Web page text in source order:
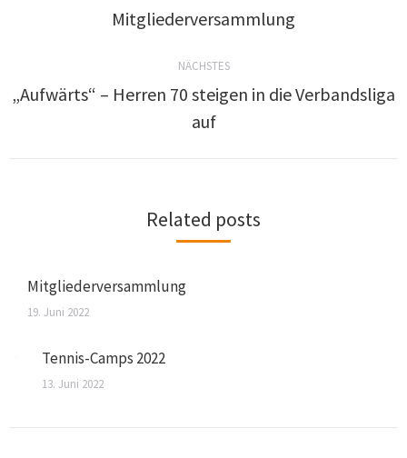
Mitgliederversammlung
NÄCHSTES
„Aufwärts“ – Herren 70 steigen in die Verbandsliga
auf
Related posts
Mitgliederversammlung
19. Juni 2022
Tennis-Camps 2022
13. Juni 2022